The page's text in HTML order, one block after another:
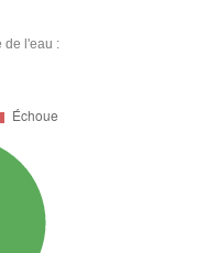
de l'eau :